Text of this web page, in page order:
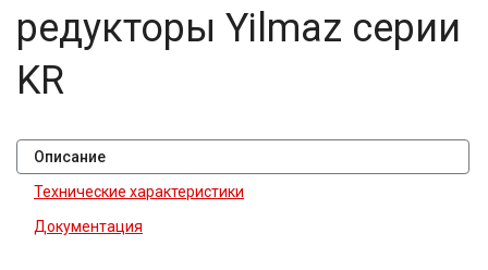
редукторы Yilmaz серии
KR
Описание
Технические характеристики
Документация